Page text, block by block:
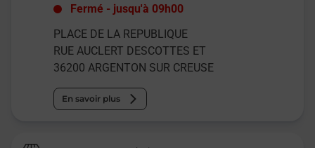
Fermé - jusqu'à 09h00
PLACE DE LA REPUBLIQUE
RUE AUCLERT DESCOTTES ET
36200 ARGENTON SUR CREUSE
En savoir plus